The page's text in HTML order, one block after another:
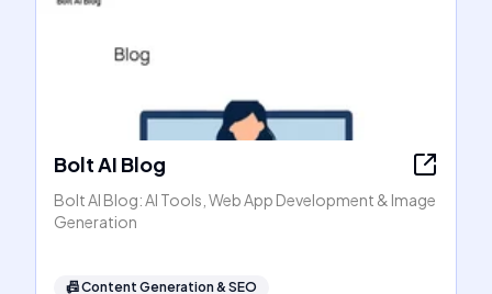
Bolt AI Blog
Bolt AI Blog: AI Tools, Web App Development & Image
Generation
📠Content Generation & SEO